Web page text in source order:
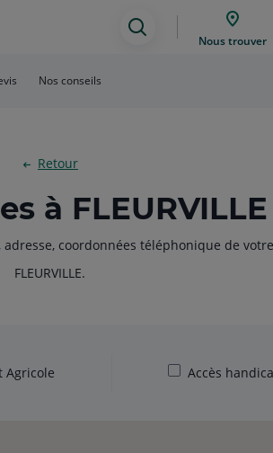
Assistance
Nous trouver
Nos conseils
Retour
à FLEURVILLE
coordonnées téléphonique de
FLEURVILLE.
Agricole Accès